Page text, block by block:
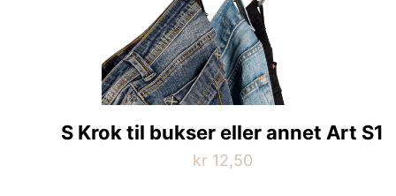
S Krok til bukser eller annet Art S1
kr 12,50